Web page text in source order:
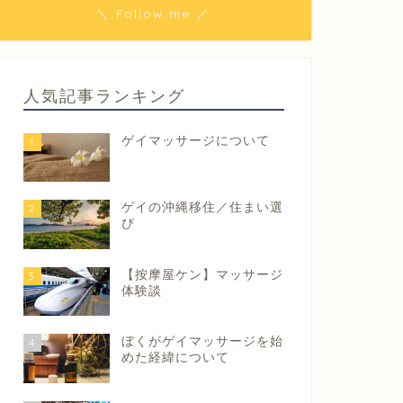
＼ Follow me ／
人気記事ランキング
1 ゲイマッサージについて
2
ゲイの沖縄移住／住まい選
び
3
【按摩屋ケン】マッサージ
体験談
4
ぼくがゲイマッサージを始
めた経緯について